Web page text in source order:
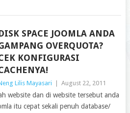
SPACE JOOMLA ANDA
OVERQUOTA?
KONFIGURASI
Lilis Mayasari August 22, 2011
website dan di website tersebut anda
itu cepat sekali penuh database/